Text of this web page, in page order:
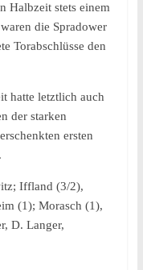
Halbzeit stets einem
die Spradower
Torabschlüsse den
hatte letztlich auch
der starken
ersten
Iffland (3/2),
(1); Morasch (1),
D. Langer,